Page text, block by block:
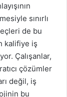
sınırlı
de bu
kalifiye iş
Çalışanlar,
çözümler
değil, iş
bu